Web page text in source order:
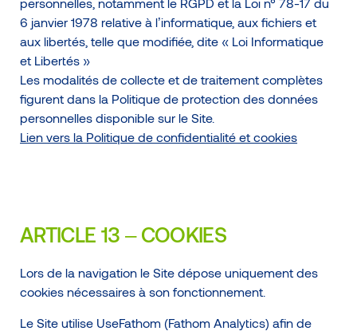
6 janvier 1978 relative à l’informatique, aux fichiers et
aux libertés, telle que modifiée, dite « Loi Informatique
et Libertés »
Les modalités de collecte et de traitement complètes
figurent dans la Politique de protection des données
personnelles disponible sur le Site.
Lien vers la Politique de confidentialité et cookies
ARTICLE 13 – COOKIES
Lors de la navigation le Site dépose uniquement des
cookies nécessaires à son fonctionnement.
Le Site utilise UseFathom (Fathom Analytics) afin de